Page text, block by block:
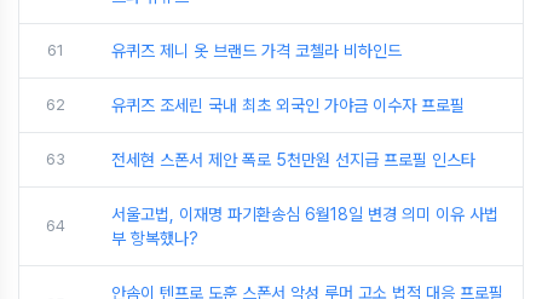
61 유퀴즈 제니 옷 브랜드 가격 코첼라 비하인드
62 유퀴즈 조세린 국내 최초 외국인 가야금 이수자 프로필
63 전세현 스폰서 제안 폭로 5천만원 선지급 프로필 인스타
64
서울고법, 이재명 파기환송심 6월18일 변경 의미 이유 사법
부 항복했나?
안솜이 텐프로 도훈 스폰서 악성 루머 고소 법적 대응 프로필